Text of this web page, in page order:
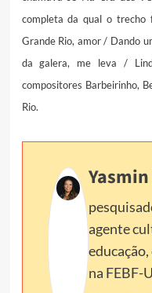
completa da qual o trecho
Grande Rio, amor / Dando
da galera, me leva /
compositores Barbeirinho,
Rio.
agente
na FEBF-